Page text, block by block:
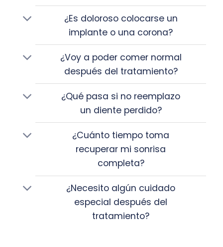
¿Es doloroso colocarse un
implante o una corona?
¿Voy a poder comer normal
después del tratamiento?
¿Qué pasa si no reemplazo
un diente perdido?
¿Cuánto tiempo toma
recuperar mi sonrisa
completa?
¿Necesito algún cuidado
especial después del
tratamiento?